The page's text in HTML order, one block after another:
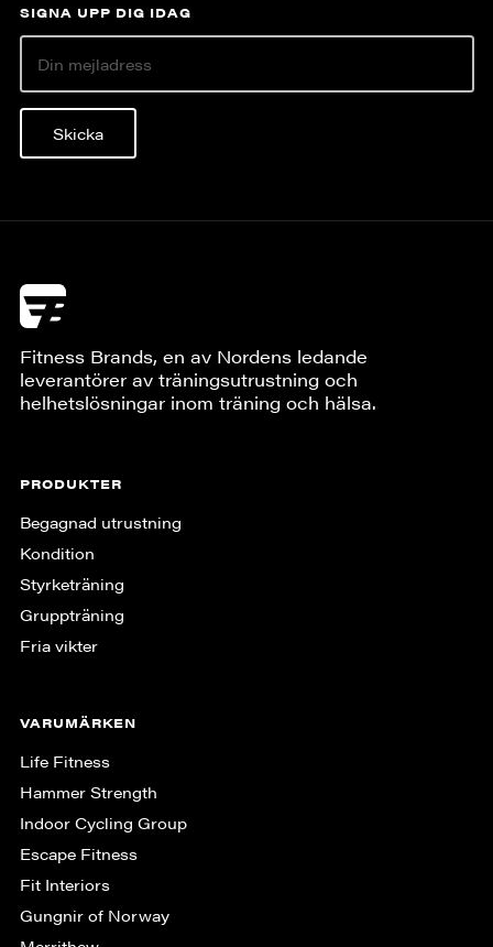
SIGNA UPP DIG IDAG
Skicka
Fitness Brands, en av Nordens ledande
leverantörer av träningsutrustning och
helhetslösningar inom träning och hälsa.
PRODUKTER
Begagnad utrustning
Kondition
Styrketräning
Gruppträning
Fria vikter
VARUMÄRKEN
Life Fitness
Hammer Strength
Indoor Cycling Group
Escape Fitness
Fit Interiors
Gungnir of Norway